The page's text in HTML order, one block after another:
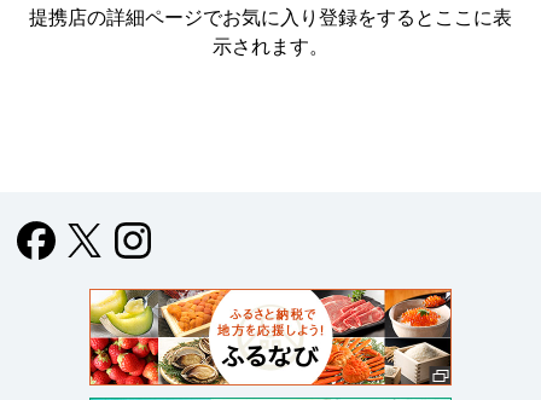
提携店の詳細ページでお気に入り登録をすると ここに表
示されます。